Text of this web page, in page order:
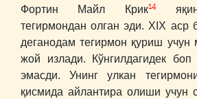
Фортин Майл Крик14
тегирмондан олган эди. XIX
деганодам тегирмон қуриш учун
жой излади. Кўнгилдагидек
эмасди. Унинг улкан
қисмида айлантира олиши учун